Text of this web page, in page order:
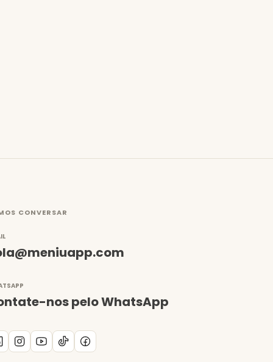
CONVERSAR
nos pelo WhatsApp